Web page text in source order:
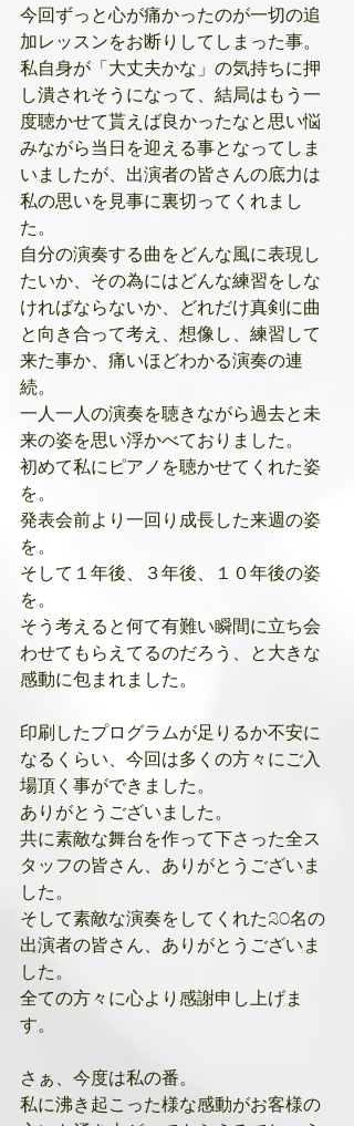
今回ずっと心が痛かったのが一切の追
加レッスンをお断りしてしまった事。
私自身が「大丈夫かな」の気持ちに押
し潰されそうになって、結局はもう一
度聴かせて貰えば良かったなと思い悩
みながら当日を迎える事となってしま
いましたが、出演者の皆さんの底力は
私の思いを見事に裏切ってくれまし
た。
自分の演奏する曲をどんな風に表現し
たいか、その為にはどんな練習をしな
ければならないか、どれだけ真剣に曲
と向き合って考え、想像し、練習して
来た事か、痛いほどわかる演奏の連
続。
一人一人の演奏を聴きながら過去と未
来の姿を思い浮かべておりました。
初めて私にピアノを聴かせてくれた姿
を。
発表会前より一回り成長した来週の姿
を。
そして１年後、３年後、１０年後の姿
を。
そう考えると何て有難い瞬間に立ち会
わせてもらえてるのだろう、と大きな
感動に包まれました。
印刷したプログラムが足りるか不安に
なるくらい、今回は多くの方々にご入
場頂く事ができました。
ありがとうございました。
共に素敵な舞台を作って下さった全ス
タッフの皆さん、ありがとうございま
した。
そして素敵な演奏をしてくれた20名の
出演者の皆さん、ありがとうございま
した。
全ての方々に心より感謝申し上げま
す。
さぁ、今度は私の番。
私に沸き起こった様な感動がお客様の